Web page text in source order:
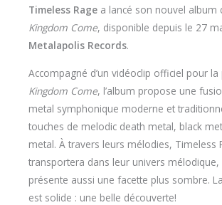
Timeless Rage a lancé son nouvel album
Kingdom Come, disponible depuis le 27
Metalapolis Records.
Accompagné d’un vidéoclip officiel pour la
Kingdom Come, l’album propose une
metal symphonique moderne et
touches de melodic death metal, black
metal. À travers leurs mélodies, Timeless
transportera dans leur univers mélodique,
présente aussi une facette plus sombre.
est solide : une belle découverte!